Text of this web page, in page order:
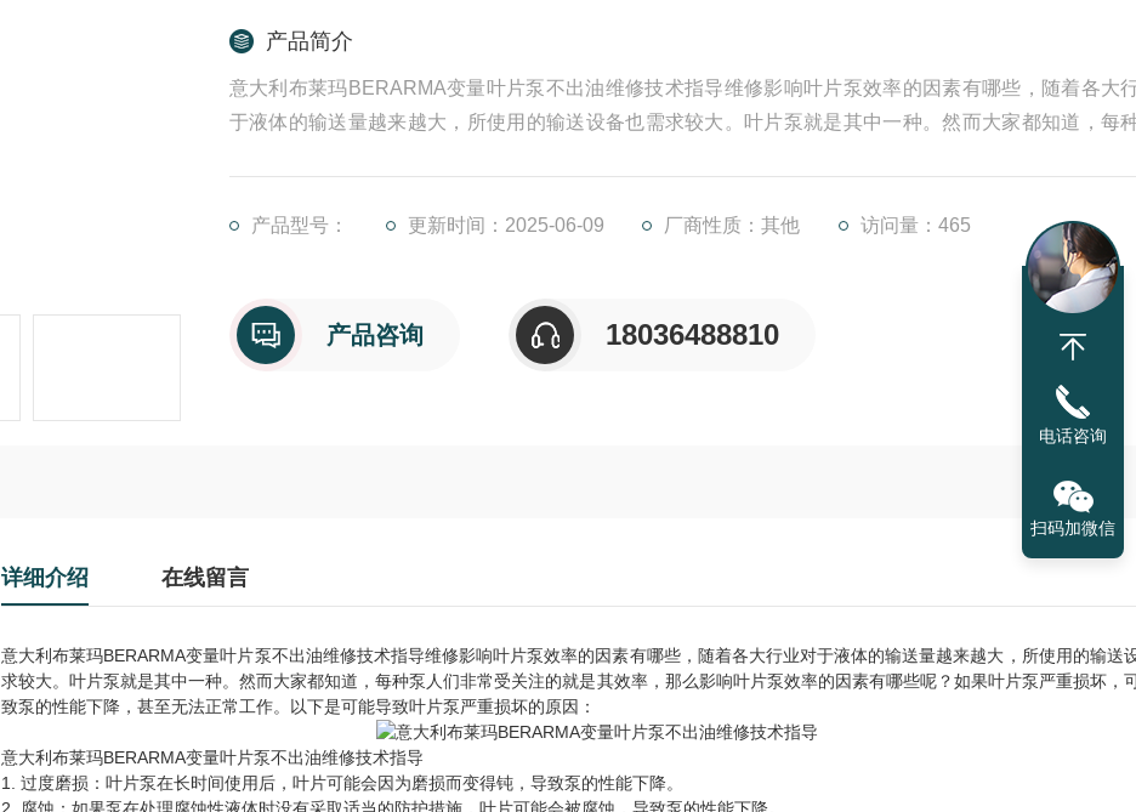
产品简介
意大利布莱玛BERARMA变量叶片泵不出油维修技术指导维修影响叶片泵效率的因素有哪些，随着各大
于液体的输送量越来越大，所使用的输送设备也需求较大。叶片泵就是其中一种。然而大家都知道，每
产品型号： 更新时间：2025-06-09 厂商性质：其他 访问量：465
产品咨询 18036488810
详细介绍 在线留言
意大利布莱玛BERARMA变量叶片泵不出油维修技术指导维修影响叶片泵效率的因素有哪些，随着各大行业对于液体的输送量越来越大，所使用的输送
求较大。叶片泵就是其中一种。然而大家都知道，每种泵人们非常受关注的就是其效率，那么影响叶片泵效率的因素有哪些呢？如果叶片泵严重损坏，
致泵的性能下降，甚至无法正常工作。以下是可能导致叶片泵严重损坏的原因：
意大利布莱玛BERARMA变量叶片泵不出油维修技术指导
1. 过度磨损：叶片泵在长时间使用后，叶片可能会因为磨损而变得钝，导致泵的性能下降。
电话咨询
扫码加微信